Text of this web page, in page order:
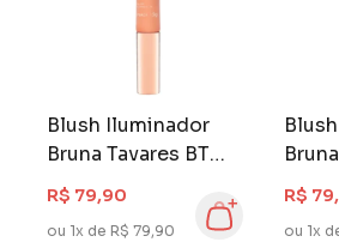
Blush Iluminador
Bruna Tavares BT
Cushion Glow
Peach
R$ 79,90
ou 1x de R$ 79,90
R$
ou 1x